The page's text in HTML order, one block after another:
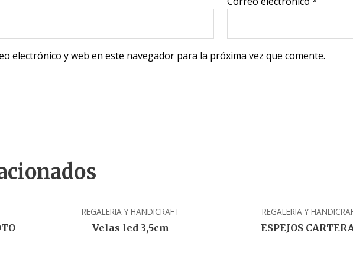
electrónico y web en este navegador para la próxima vez que comente.
REGALERIA Y HANDICRAFT
Velas led 3,5cm
REGALERIA Y
ESPEJOS